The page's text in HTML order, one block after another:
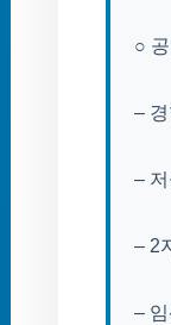
○
–
–
– 2
–